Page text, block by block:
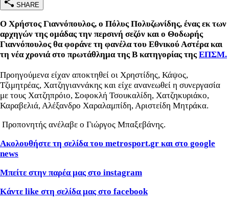
SHARE
Ο Χρήστος Γιαννόπουλος, ο Πόλυς Πολυζωνίδης, ένας εκ των
αρχηγών της ομάδας την περσινή σεζόν και ο Θοδωρής
Γιαννόπουλος θα φοράνε τη φανέλα του Εθνικού Αστέρα και
τη νέα χρονιά στο πρωτάθλημα της Β κατηγορίας τηςΕΠΣΜ.
Προηγούμενα είχαν αποκτηθεί οι Χρηστίδης, Κάψος,
Τζιμητρέας, Χατζηγιαννάκης και είχε ανανεωθεί η συνεργασία
με τους Χατζηπρόιο, Σοφοκλή Τσουκαλίδη, Χατζηκυριάκο,
Καραβελιά, Αλέξανδρο Χαραλαμπίδη, Αριστείδη Μητράκα.
Προπονητής ανέλαβε ο Γιώργος Μπαξεβάνης.
Ακολουθήστε τη σελίδα του metrosport.gr και στο google
news
Μπείτε στην παρέα μας στο instagram
Κάντε like στη σελίδα μας στο facebook